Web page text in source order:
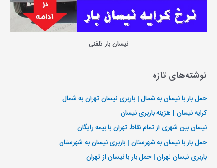
نیسان بار تلفنی
نوشته‌های تازه
حمل بار با نیسان به شمال | باربری نیسان تهران به شمال
کرایه نیسان | هزینه باربری نیسان
نیسان بین شهری از تمام نقاط تهران با بیمه رایگان
حمل بار با نیسان به شهرستان | باربری نیسان به شهرستان
باربری نیسان تهران | حمل بار با نیسان از تهران